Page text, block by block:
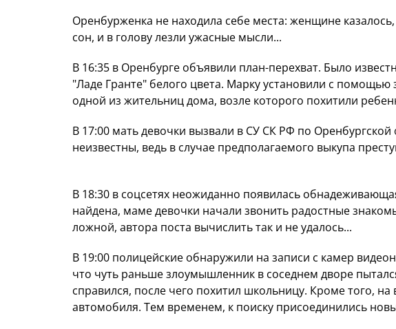
Оренбурженка не находила себе места: женщине
сон, и в голову лезли ужасные мысли...
В 16:35 в Оренбурге объявили план-перехват. Было
"Ладе Гранте" белого цвета. Марку установили с
одной из жительниц дома, возле которого похитили
В 17:00 мать девочки вызвали в СУ СК РФ по
неизвестны, ведь в случае предполагаемого выкупа
В 18:30 в соцсетях неожиданно появилась
найдена, маме девочки начали звонить радостные
ложной, автора поста вычислить так и не удалось...
В 19:00 полицейские обнаружили на записи с камер
что чуть раньше злоумышленник в соседнем дворе
справился, после чего похитил школьницу. Кроме того,
автомобиля. Тем временем, к поиску присоединились